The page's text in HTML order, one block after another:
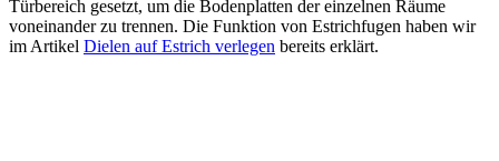
Türbereich gesetzt, um die Bodenplatten der einzelnen Räume
voneinander zu trennen. Die Funktion von Estrichfugen haben wir
im Artikel Dielen auf Estrich verlegen bereits erklärt.